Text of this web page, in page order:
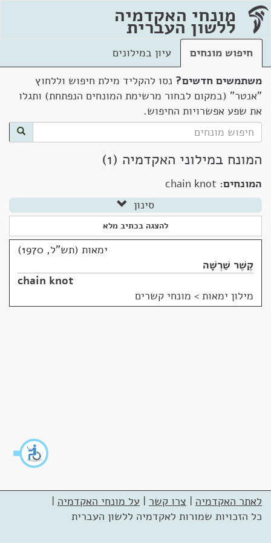
מונחי האקדמיה
ללשון העברית
חיפוש מונחים
עיון במילונים
משתמשים חדשים? נסו להקליד מילת חיפוש וללחוץ
"אנטר" (במקום לבחור מרשימת המונחים הנפתחת) ותגלו
את שפע אפשרויות החיפוש.
המונח במילוני האקדמיה (1)
המונחים: chain knot
סינון
להצגה בכתיב מלא
ימאות (תש"ל, 1970)
קֶשֶׁר שַׁרְשָׁה
chain knot
מילון ימאות > מונחי קשרים
לאתר האקדמיה | צרו קשר | על מונחי האקדמיה |
כל הזכויות שמורות לאקדמיה ללשון העברית